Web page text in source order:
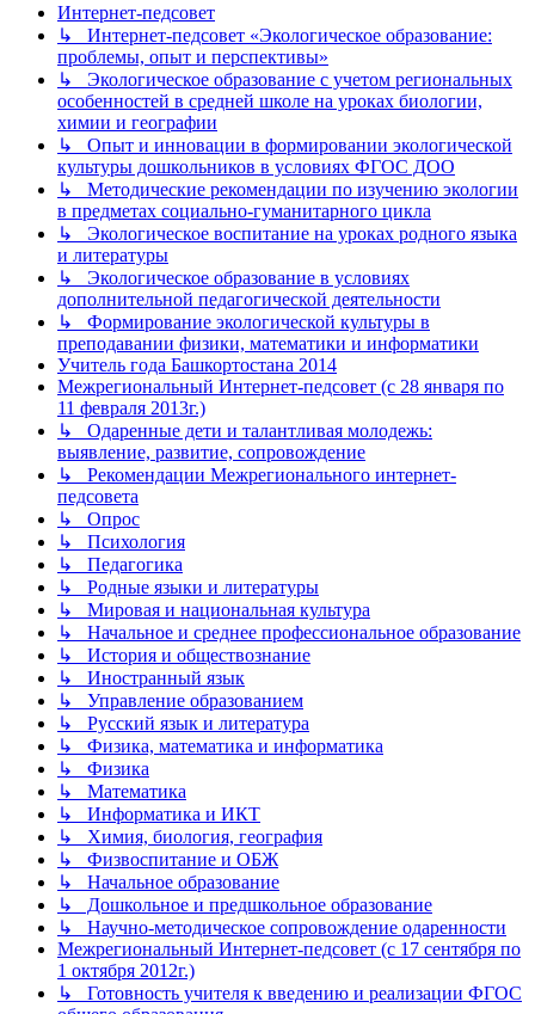
Интернет-педсовет
↳ Интернет-педсовет «Экологическое образование:
проблемы, опыт и перспективы»
↳ Экологическое образование с учетом региональных
особенностей в средней школе на уроках биологии,
химии и географии
↳ Опыт и инновации в формировании экологической
культуры дошкольников в условиях ФГОС ДОО
↳ Методические рекомендации по изучению экологии
в предметах социально-гуманитарного цикла
↳ Экологическое воспитание на уроках родного языка
и литературы
↳ Экологическое образование в условиях
дополнительной педагогической деятельности
↳ Формирование экологической культуры в
преподавании физики, математики и информатики
Учитель года Башкортостана 2014
Межрегиональный Интернет-педсовет (с 28 января по
11 февраля 2013г.)
↳ Одаренные дети и талантливая молодежь:
выявление, развитие, сопровождение
↳ Рекомендации Межрегионального интернет-
педсовета
↳ Опрос
↳ Психология
↳ Педагогика
↳ Родные языки и литературы
↳ Мировая и национальная культура
↳ Начальное и среднее профессиональное образование
↳ История и обществознание
↳ Иностранный язык
↳ Управление образованием
↳ Русский язык и литература
↳ Физика, математика и информатика
↳ Физика
↳ Математика
↳ Информатика и ИКТ
↳ Химия, биология, география
↳ Физвоспитание и ОБЖ
↳ Начальное образование
↳ Дошкольное и предшкольное образование
↳ Научно-методическое сопровождение одаренности
Межрегиональный Интернет-педсовет (с 17 сентября по
1 октября 2012г.)
↳ Готовность учителя к введению и реализации ФГОС